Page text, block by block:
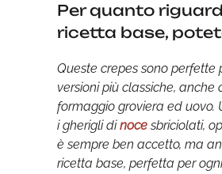
Per quanto
ricetta base,
Queste crepes sono
versioni più classiche,
formaggio groviera ed
i gherigli dinocesbriciolati,
è sempre ben accetto, ma
ricetta base, perfetta per